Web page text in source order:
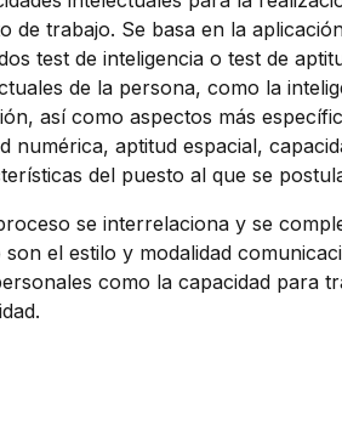
de trabajo. Se basa en la
test de inteligencia o test de
de la persona, como la
así como aspectos más
numérica, aptitud espacial,
del puesto al que se
se interrelaciona y se
son el estilo y modalidad
como la capacidad para